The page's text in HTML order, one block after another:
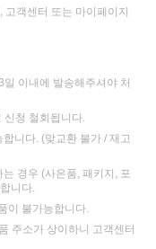
고객센터 또는 마이페이지
이내에 발송해주셔야 처
청 철회됩니다.
니다. (맞교환 불가 / 재고
경우 (사은품, 패키지, 포
니다.
이 불가능합니다.
주소가 상이하니 고객센터